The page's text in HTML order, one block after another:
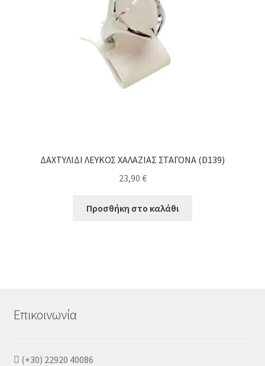
ΔΑΧΤΥΛΙΔΙ ΛΕΥΚΟΣ ΧΑΛΑΖΙΑΣ ΣΤΑΓΟΝΑ (D139)
23,90 €
Προσθήκη στο καλάθι
Επικοινωνία
(+30) 22920 40086